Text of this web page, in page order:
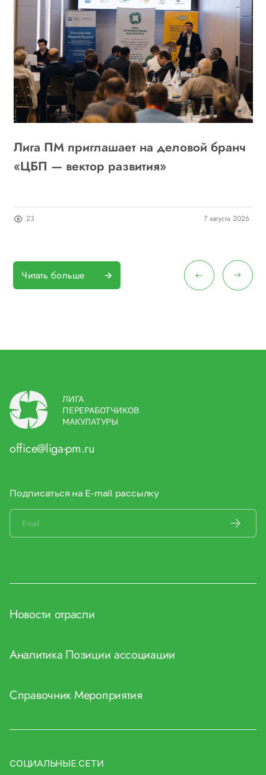
Лига ПМ приглашает на деловой бранч
«ЦБП — вектор развития»
23 7 августа 2026
Читать больше
ЛИГА
ПЕРЕРАБОТЧИКОВ
МАКУЛАТУРЫ
office@liga-pm.ru
Подписаться на E-mail рассылку
Новости отрасли
Аналитика Позиции ассоциации
СправочникМероприятия
СОЦИАЛЬНЫЕ СЕТИ